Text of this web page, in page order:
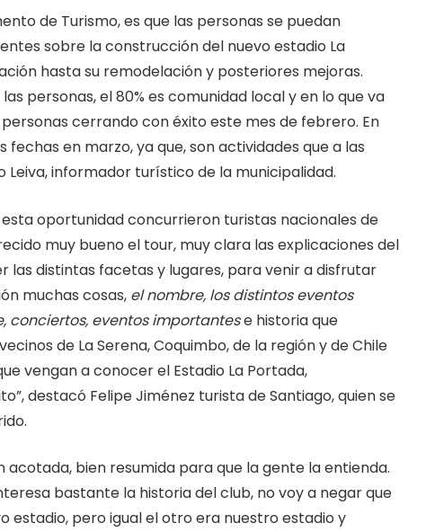
de Turismo, es que las personas se puedan
sobre la construcción del nuevo estadio La
hasta su remodelación y posteriores mejoras.
personas, el 80% es comunidad local y en lo que va
cerrando con éxito este mes de febrero. En
en marzo, ya que, son actividades que a las
Leiva, informador turístico de la municipalidad.
oportunidad concurrieron turistas nacionales de
muy bueno el tour, muy clara las explicaciones del
distintas facetas y lugares, para venir a disfrutar
muchas cosas, el nombre, los distintos eventos
conciertos, eventos importantese historia que
de La Serena, Coquimbo, de la región y de Chile
vengan a conocer el Estadio La Portada,
destacó Felipe Jiménez turista de Santiago, quien se
acotada, bien resumida para que la gente la entienda.
bastante la historia del club, no voy a negar que
estadio, pero igual el otro era nuestro estadio y